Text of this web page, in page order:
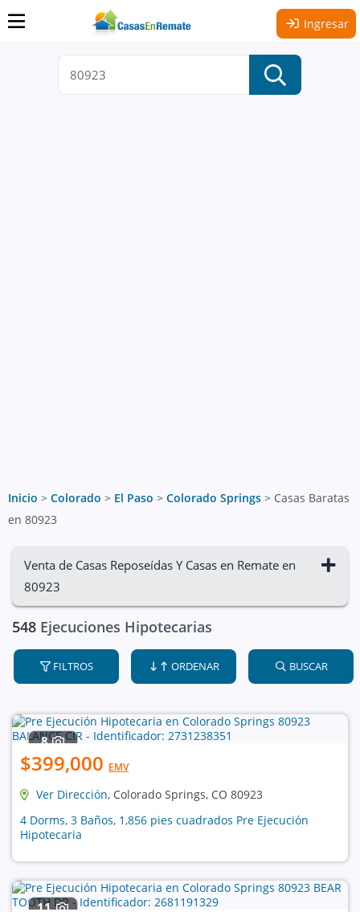
Ingresar
Inicio > Colorado > El Paso > Colorado Springs > Casas Baratas
en 80923
Venta de Casas Reposeídas Y Casas en Remate en
80923
548 Ejecuciones Hipotecarias
FILTROS ORDENAR BUSCAR
8
$399,000 EMV
Ver Dirección, Colorado Springs, CO 80923
4 Dorms, 3 Baños, 1,856 pies cuadrados Pre Ejecución
Hipotecaria
11